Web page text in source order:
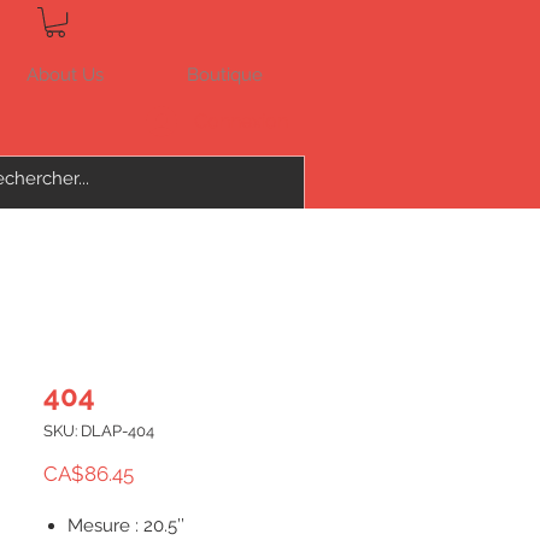
About Us Boutique
404
SKU: DLAP-404
CA$86.45Price
Mesure : 20.5’’